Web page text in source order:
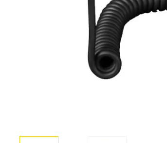
More